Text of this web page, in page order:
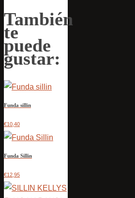
También
te
puede
gustar:
Funda sillin
€10,40
Funda Sillin
€12,95